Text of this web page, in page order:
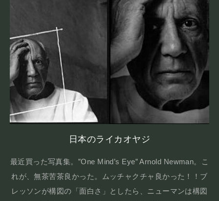
日本のライカオヤジ
最近買った写真集。”One Mind’s Eye” Arnold Newman。こ
れが、無茶苦茶良かった。ムッチャクチャ良かった！！ブ
レッソンが構図の「面白さ」としたら、ニューマンは構図